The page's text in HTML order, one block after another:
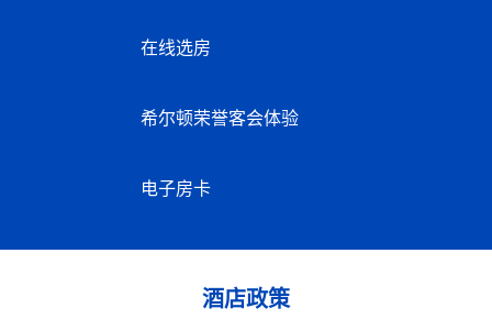
在线选房
希尔顿荣誉客会体验
电子房卡
酒店政策